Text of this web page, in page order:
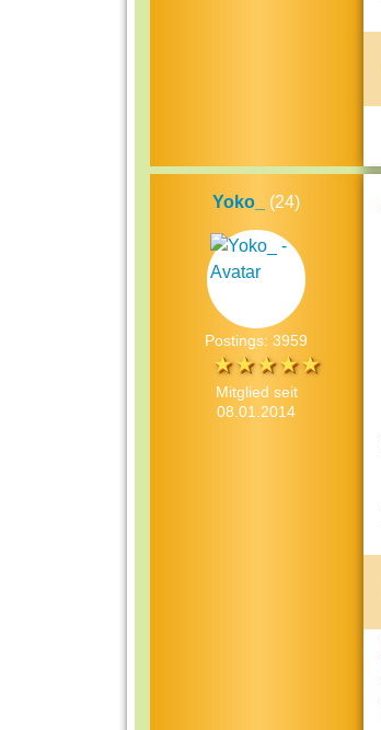
Yoko_ (24)
Postings: 3959
Mitglied seit
08.01.2014